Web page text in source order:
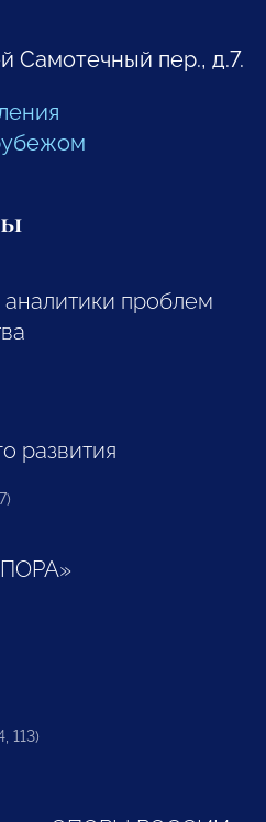
Самотечный пер., д.7.
проблем
развития
113)